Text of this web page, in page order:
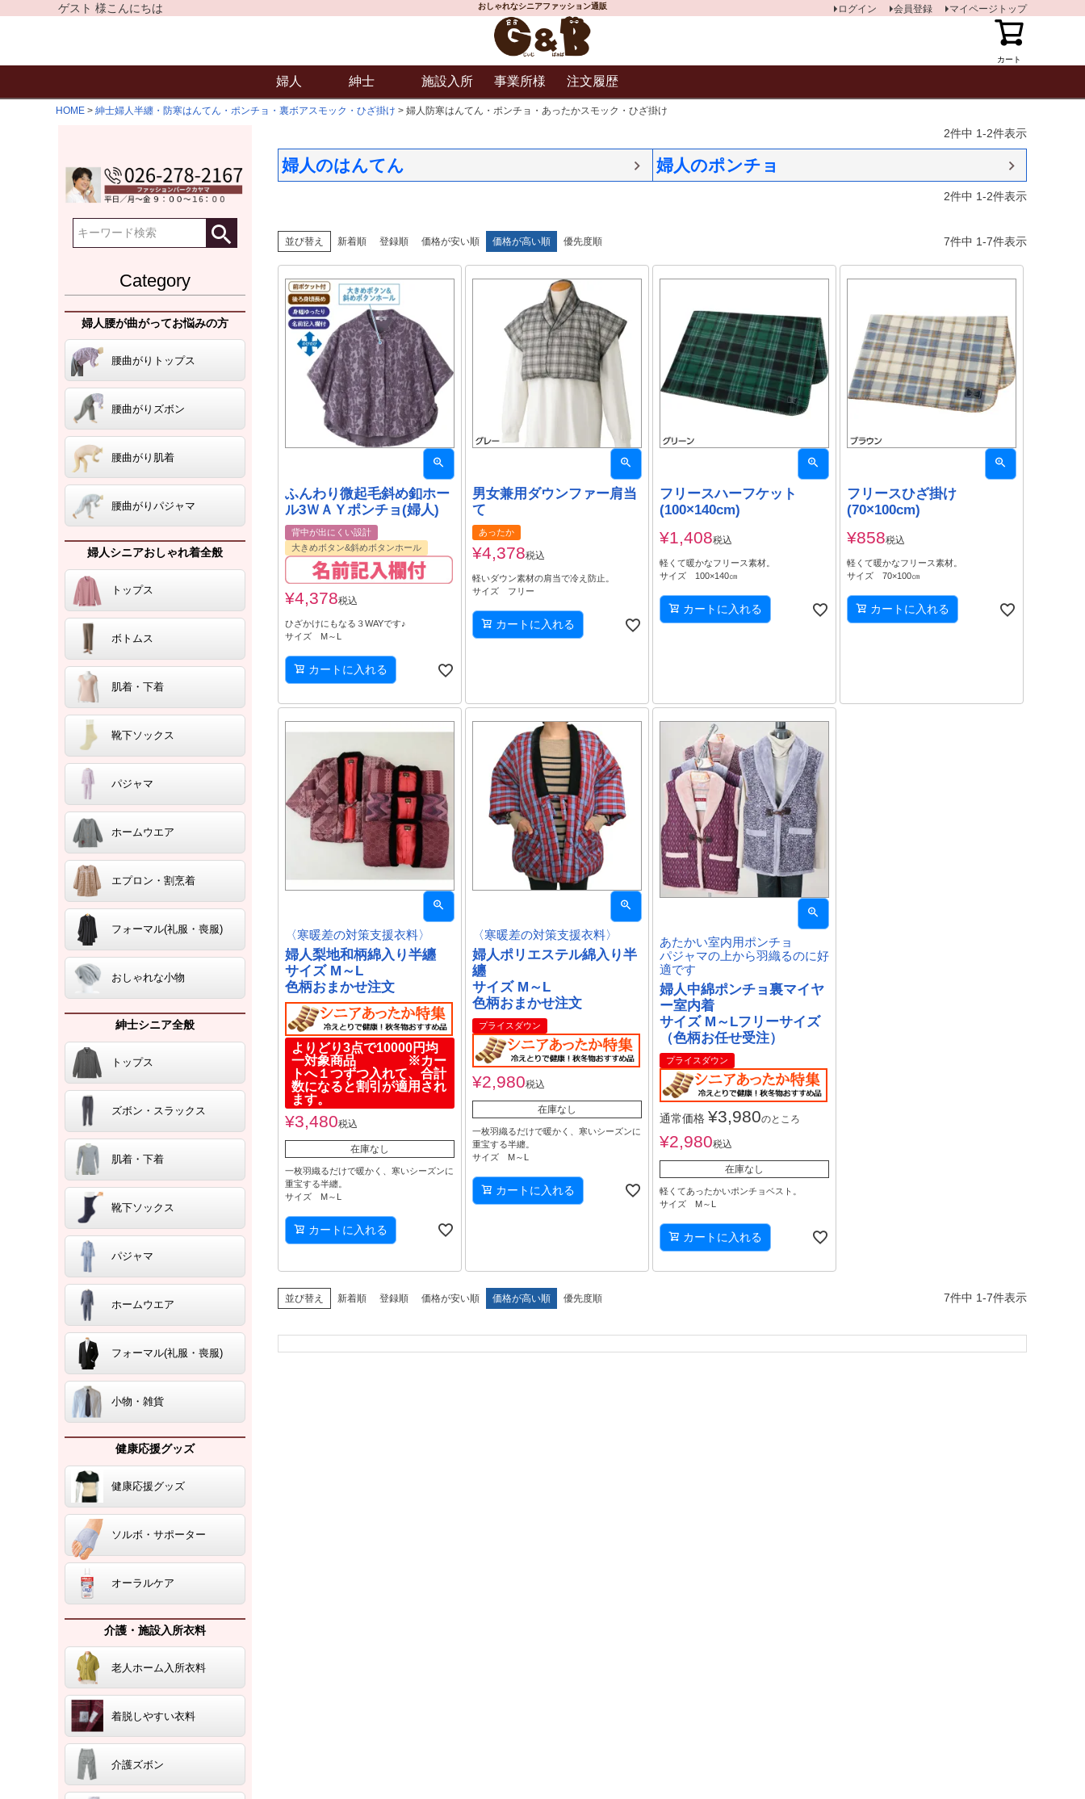
ゲスト 様こんにちは おしゃれなシニアファッション通販
カート
ログイン 会員登録 マイページトップ
婦人 紳士 施設入所 事業所様 注文履歴
HOME 紳士婦人半纏・防寒はんてん・ポンチョ・裏ボアスモック・ひざ掛け 婦人防寒はんてん・ポンチョ・あったかスモック・ひざ掛け
Category
婦人腰が曲がってお悩みの方
腰曲がりトップス
腰曲がりズボン
腰曲がり肌着
腰曲がりパジャマ
婦人シニアおしゃれ着全般
トップス
ボトムス
肌着・下着
靴下ソックス
パジャマ
ホームウエア
エプロン・割烹着
フォーマル(礼服・喪服)
おしゃれな小物
紳士シニア全般
トップス
ズボン・スラックス
肌着・下着
靴下ソックス
パジャマ
ホームウエア
フォーマル(礼服・喪服)
小物・雑貨
健康応援グッズ
健康応援グッズ
ソルボ・サポーター
オーラルケア
介護・施設入所衣料
老人ホーム入所衣料
着脱しやすい衣料
介護ズボン
2件中 1-2件表示
婦人のはんてん 婦人のポンチョ
2件中 1-2件表示
並び替え 新着順 登録順 価格が安い順 価格が高い順 優先度順 7件中 1-7件表示
ふんわり微起毛斜め釦ホー
ル3ＷＡＹポンチョ(婦人)
背中が出にくい設計
大きめボタン&斜めボタンホール
¥4,378税込
ひざかけにもなる３WAYです♪
サイズ M～L
カートに入れる
男女兼用ダウンファー肩当
て
あったか
¥4,378税込
軽いダウン素材の肩当で冷え防止。
サイズ フリー
カートに入れる
フリースハーフケット
(100×140cm)
¥1,408税込
軽くて暖かなフリース素材。
サイズ 100×140㎝
カートに入れる
フリースひざ掛け
(70×100cm)
¥858税込
軽くて暖かなフリース素材。
サイズ 70×100㎝
カートに入れる
〈寒暖差の対策支援衣料〉
婦人梨地和柄綿入り半纏
サイズ M～L
色柄おまかせ注文
よりどり3点で10000円均
一対象商品 ※カー
トへ１つずつ入れて、合計
数になると割引が適用され
ます。
¥3,480税込
在庫なし
一枚羽織るだけで暖かく、寒いシーズンに
重宝する半纏。
サイズ M～L
カートに入れる
〈寒暖差の対策支援衣料〉
婦人ポリエステル綿入り半
纏
サイズ M～L
色柄おまかせ注文
プライスダウン
¥2,980税込
在庫なし
一枚羽織るだけで暖かく、寒いシーズンに
重宝する半纏。
サイズ M～L
カートに入れる
あたかい室内用ポンチョ
パジャマの上から羽織るのに好
適です
婦人中綿ポンチョ裏マイヤ
ー室内着
サイズ M～Lフリーサイズ
（色柄お任せ受注）
プライスダウン
通常価格 ¥3,980のところ
¥2,980税込
在庫なし
軽くてあったかいポンチョベスト。
サイズ M～L
カートに入れる
並び替え 新着順 登録順 価格が安い順 価格が高い順 優先度順 7件中 1-7件表示